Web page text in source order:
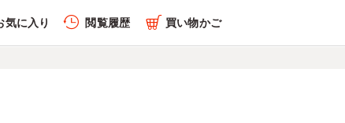
気に入り 閲覧履歴 買い物かご